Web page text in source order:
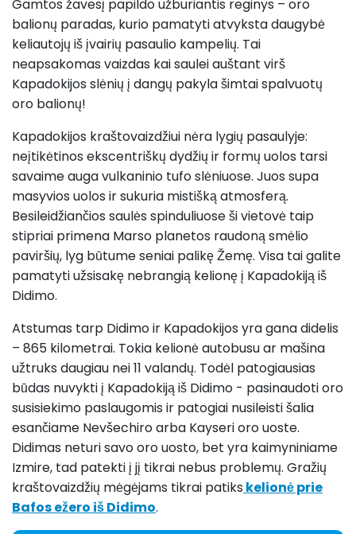
Gamtos žavesį papildo užburiantis reginys – oro
balionų paradas, kurio pamatyti atvyksta daugybė
keliautojų iš įvairių pasaulio kampelių. Tai
neapsakomas vaizdas kai saulei auštant virš
Kapadokijos slėnių į dangų pakyla šimtai spalvuotų
oro balionų!
Kapadokijos kraštovaizdžiui nėra lygių pasaulyje:
neįtikėtinos ekscentriškų dydžių ir formų uolos tarsi
savaime auga vulkaninio tufo slėniuose. Juos supa
masyvios uolos ir sukuria mistišką atmosferą.
Besileidžiančios saulės spinduliuose ši vietovė taip
stipriai primena Marso planetos raudoną smėlio
paviršių, lyg būtume seniai palikę Žemę. Visa tai galite
pamatyti užsisakę nebrangią kelionę į Kapadokiją iš
Didimo.
Atstumas tarp Didimo ir Kapadokijos yra gana didelis
– 865 kilometrai. Tokia kelionė autobusu ar mašina
užtruks daugiau nei 11 valandų. Todėl patogiausias
būdas nuvykti į Kapadokiją iš Didimo - pasinaudoti oro
susisiekimo paslaugomis ir patogiai nusileisti šalia
esančiame Nevšechiro arba Kayseri oro uoste.
Didimas neturi savo oro uosto, bet yra kaimyniniame
Izmire, tad patekti į jį tikrai nebus problemų. Gražių
kraštovaizdžių mėgėjams tikrai patiks kelionė prie
Bafos ežero iš Didimo.